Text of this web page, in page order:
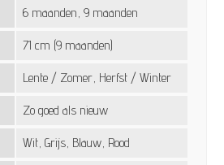
6 maanden, 9 maanden
71 cm (9 maanden)
Lente / Zomer, Herfst / Winter
Zo goed als nieuw
Wit, Grijs, Blauw, Rood